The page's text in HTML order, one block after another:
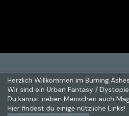
Herzlich Willkommen im Burning
Wir sind ein Urban Fantasy /
Du kannst neben Menschen auch
Hier findest du einige nützliche Links!